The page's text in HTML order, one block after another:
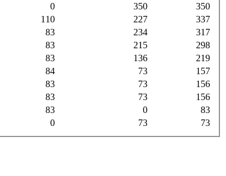
0 350
350
110 227
337
83 234
317
83 215
298
83 136
219
84 73
157
83 73
156
83 73
156
83 0
83
0 73 73